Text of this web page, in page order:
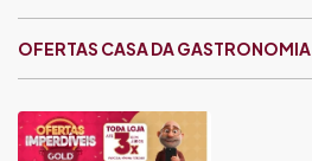
OFERTAS CASA DA GASTRONOMIA